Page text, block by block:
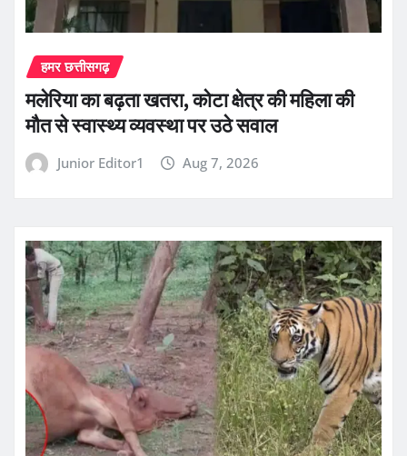
हमर छत्तीसगढ़
मलेरिया का बढ़ता खतरा, कोटा क्षेत्र की महिला की
मौत से स्वास्थ्य व्यवस्था पर उठे सवाल
Junior Editor1 Aug 7, 2026